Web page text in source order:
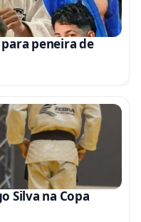
peneira de
Silva na Copa